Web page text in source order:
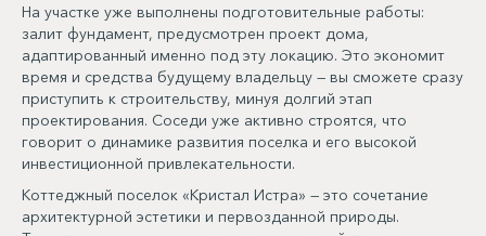
На участке уже выполнены подготовительные работы:
залит фундамент, предусмотрен проект дома,
адаптированный именно под эту локацию. Это экономит
время и средства будущему владельцу — вы сможете сразу
приступить к строительству, минуя долгий этап
проектирования. Соседи уже активно строятся, что
говорит о динамике развития поселка и его высокой
инвестиционной привлекательности.
Коттеджный поселок «Кристал Истра» — это сочетание
архитектурной эстетики и первозданной природы.